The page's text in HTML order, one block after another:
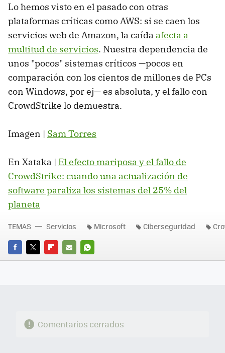
Lo hemos visto en el pasado con otras
plataformas críticas como AWS: si se caen los
servicios web de Amazon, la caída afecta a
multitud de servicios. Nuestra dependencia de
unos "pocos" sistemas críticos —pocos en
comparación con los cientos de millones de PCs
con Windows, por ej— es absoluta, y el fallo con
CrowdStrike lo demuestra.
Imagen | Sam Torres
En Xataka | El efecto mariposa y el fallo de
CrowdStrike: cuando una actualización de
software paraliza los sistemas del 25% del
planeta
FACEBOOK
TWITTERFLIPBOARD
E-
WHATSAPP
TEMAS Servicios Microsoft Ciberseguridad
Comentarios cerrados